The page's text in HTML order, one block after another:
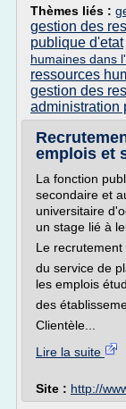
Thèmes liés :
gestion des
publique d'etat
humaines dans
ressources
gestion des
administration
emplois et
La fonction
secondaire et
universitaire
un stage lié à
Le
du service de
les emplois
des
Clientèle...
Lire la suite
Site : http://